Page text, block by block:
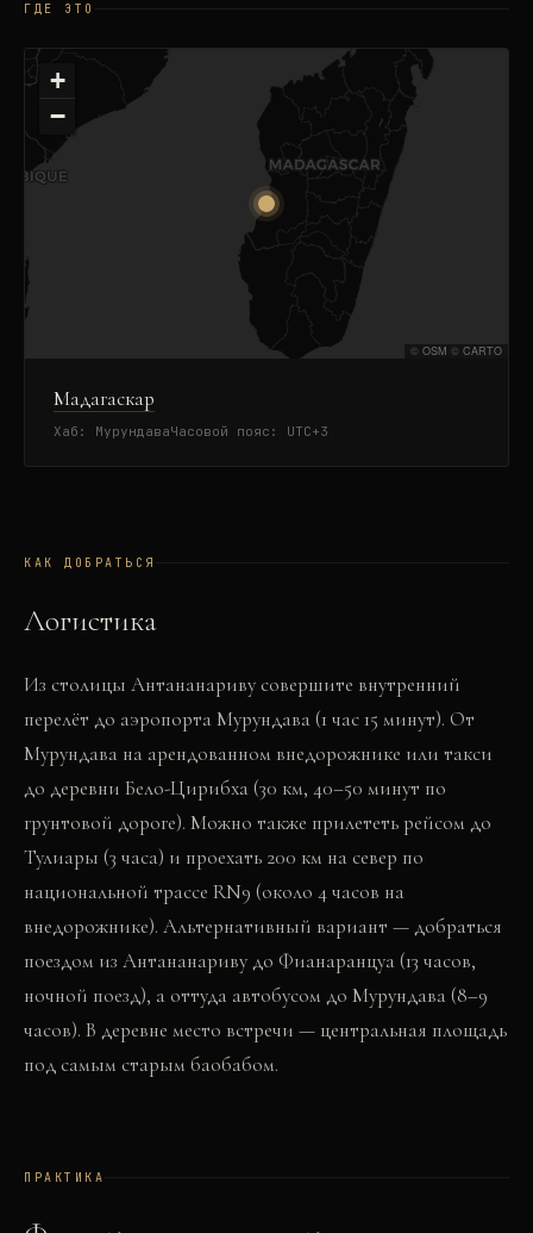
ГДЕ ЭТО
+
−
© OSM © CARTO
Мадагаскар
Хаб: МурундаваЧасовой пояс: UTC+3
КАК ДОБРАТЬСЯ
Логистика
Из столицы Антананариву совершите внутренний
перелёт до аэропорта Мурундава (1 час 15 минут). От
Мурундава на арендованном внедорожнике или такси
до деревни Бело-Цирибха (30 км, 40–50 минут по
грунтовой дороге). Можно также прилететь рейсом до
Тулиары (3 часа) и проехать 200 км на север по
национальной трассе RN9 (около 4 часов на
внедорожнике). Альтернативный вариант — добраться
поездом из Антананариву до Фианаранцуа (13 часов,
ночной поезд), а оттуда автобусом до Мурундава (8–9
часов). В деревне место встречи — центральная площадь
под самым старым баобабом.
ПРАКТИКА